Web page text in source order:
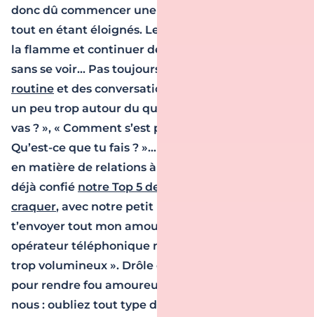
donc dû commencer une relation sentimentale
tout en étant éloignés. Le challenge ? Entretenir
la flamme et continuer de susciter l’intérêt, le tout
sans se voir… Pas toujours facile de
routine et des conversations qui tournent parfois
un peu trop autour du quotidien : « Comment tu
vas ? », « Comment s’est passée ta journée ? », «
Qu’est-ce que tu fais ? »… D’ailleurs, précurseurs
en matière de relations à distance, on vous avait
déjà confié notre Top 5 des sms pour le faire
craquer, avec notre petit préféré : « je voulais
t’envoyer tout mon amour par SMS. Mais mon
opérateur téléphonique m’a dit que le fichier était
trop volumineux ». Drôle et osé à souhait ! Alors
pour rendre fou amoureux un homme croyez-
nous : oubliez tout type de sortilège ou philtre